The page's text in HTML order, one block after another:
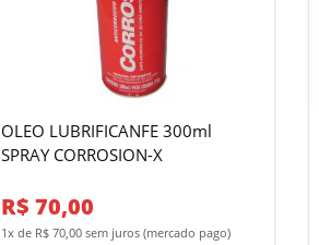
OLEO LUBRIFICANFE 300ml
SPRAY CORROSION-X
R$ 70,00
1x de R$ 70,00 sem juros (mercado pago)